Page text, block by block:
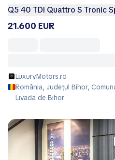
Q5 40 TDI Quattro S Tronic
21.600 EUR
LuxuryMotors.ro
România, Județul Bihor,
Livada de Bihor